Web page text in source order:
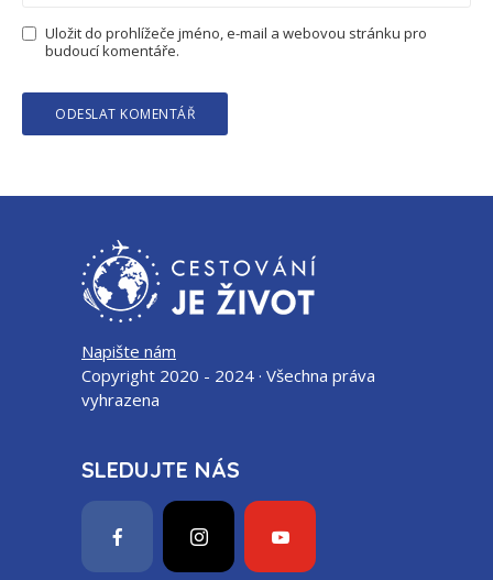
Uložit do prohlížeče jméno, e-mail a webovou stránku pro
budoucí komentáře.
Napište nám
Copyright 2020 - 2024 · Všechna práva
vyhrazena
SLEDUJTE NÁS